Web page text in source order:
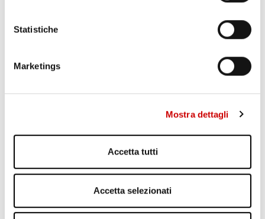
Statistiche
Marketings
Mostra dettagli
Accetta tutti
Accetta selezionati
POZZUOLI: CITTADINI CONTRO GESTIONE EMERGENZA